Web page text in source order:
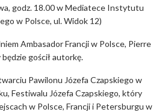
godz. 18.00 w Mediatece Instytutu
w Polsce, ul. Widok 12)
Ambasador Francji w Polsce, Pierre
będzie gościł autorkę.
Pawilonu Józefa Czapskiego w
Festiwalu Józefa Czapskiego, który
w Polsce, Francji i Petersburgu w